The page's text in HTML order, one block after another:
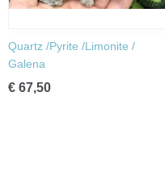
Quartz /Pyrite /Limonite /
Galena
€ 67,50